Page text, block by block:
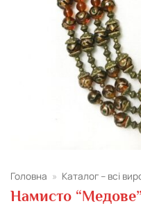
Головна » Каталог – всі
Намисто “Медове”